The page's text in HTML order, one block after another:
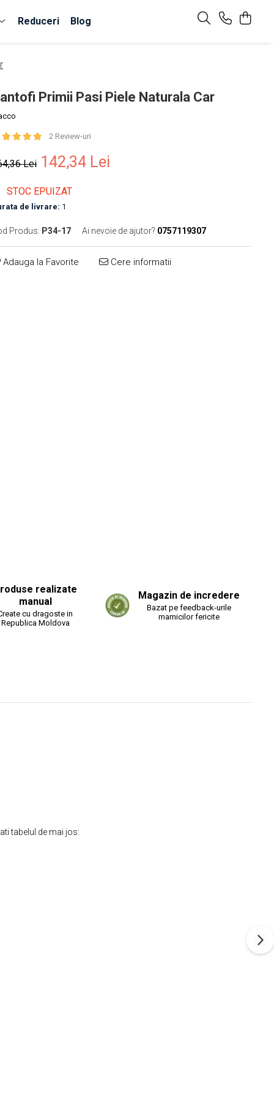
Reduceri Blog
Primii Pasi Piele Naturala Car
2 Review-uri
Lei 142,34 Lei
STOC EPUIZAT
de livrare: 1
Produs: P34-17 Ai nevoie de ajutor? 0757119307
Adauga la Favorite Cere informatii
realizate
manual
cu dragoste in
Republica Moldova
Magazin de incredere
Bazat pe feedback-urile
mamicilor fericite
tabelul de mai jos: